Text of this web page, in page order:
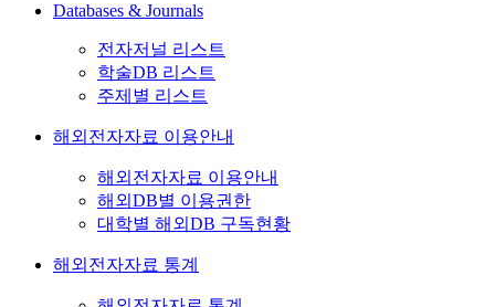
Databases & Journals
전자저널 리스트
학술DB 리스트
주제별 리스트
해외전자자료 이용안내
해외전자자료 이용안내
해외DB별 이용권한
대학별 해외DB 구독현황
해외전자자료 통계